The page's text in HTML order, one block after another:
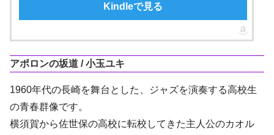
Kindleで見る
アポロンの坂道 / 小玉ユキ
1960年代の長崎を舞台とした、ジャズを演奏する高校生
の青春群像です。
横須賀から佐世保の高校に転校してきた主人公のカオル